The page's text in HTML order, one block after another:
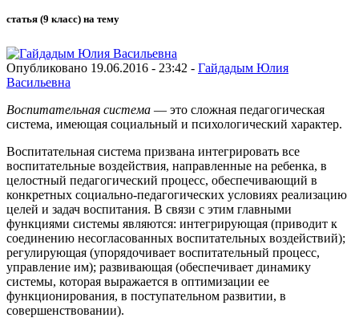
статья (9 класс) на тему
Опубликовано 19.06.2016 - 23:42 - Гайдадым Юлия
Васильевна
Воспитательная система — это сложная педагогическая
система, имеющая социальный и психологический характер.
Воспитательная система призвана интегрировать все
воспитательные воздействия, направленные на ребенка, в
целостный педагогический процесс, обеспечивающий в
конкретных социально-педагогических условиях реализацию
целей и задач воспитания. В связи с этим главными
функциями системы являются: интегрирующая (приводит к
соединению несогласованных воспитательных воздействий);
регулирующая (упорядочивает воспитательный процесс,
управление им); развивающая (обеспечивает динамику
системы, которая выражается в оптимизации ее
функционирования, в поступательном развитии, в
совершенствовании).